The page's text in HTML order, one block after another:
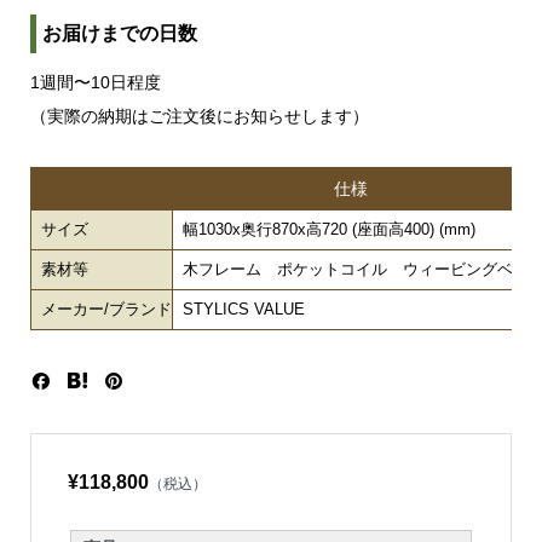
お届けまでの日数
1週間〜10日程度
（実際の納期はご注文後にお知らせします）
仕様
サイズ 幅1030x奥行870x高720 (座面高400) (mm)
素材等 木フレーム ポケットコイル ウィービングベル
メーカー/ブランド STYLICS VALUE
¥118,800（税込）